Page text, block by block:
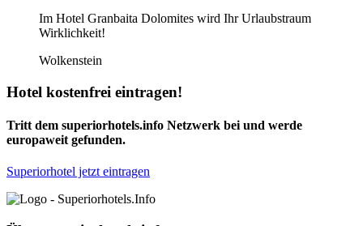
Im Hotel Granbaita Dolomites wird Ihr Urlaubstraum
Wirklichkeit!
Wolkenstein
Hotel kostenfrei eintragen!
Tritt dem superiorhotels.info Netzwerk bei und werde
europaweit gefunden.
Superiorhotel jetzt eintragen